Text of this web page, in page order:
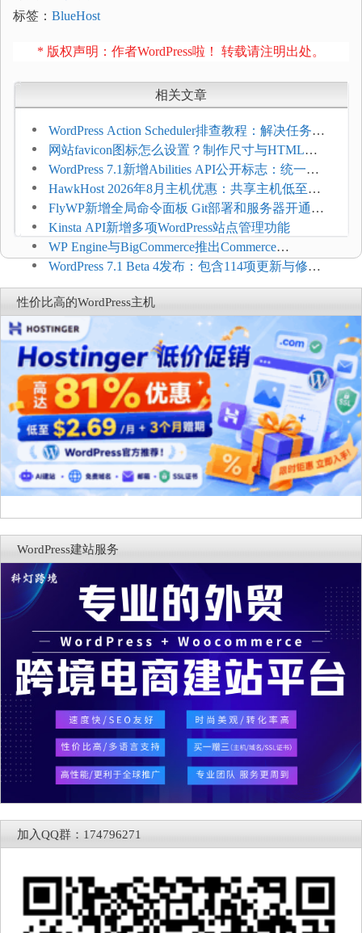
标签： BlueHost
* 版权声明：作者WordPress啦！ 转载请注明出处。
相关文章
WordPress Action Scheduler排查教程：解决任务积
压和订单延迟
网站favicon图标怎么设置？制作尺寸与HTML添
加方法
WordPress 7.1新增Abilities API公开标志：统一支
持REST API、MCP与AI代理
HawkHost 2026年8月主机优惠：共享主机低至
$2.61/月，高性能主机同步折扣
FlyWP新增全局命令面板 Git部署和服务器开通更
方便
Kinsta API新增多项WordPress站点管理功能
WP Engine与BigCommerce推出Commerce
Connect：WordPress商店可保留前台体验并扩展电
商能力
WordPress 7.1 Beta 4发布：包含114项更新与修
复，仅建议在测试环境体验
性价比高的WordPress主机
WordPress建站服务
加入QQ群：174796271